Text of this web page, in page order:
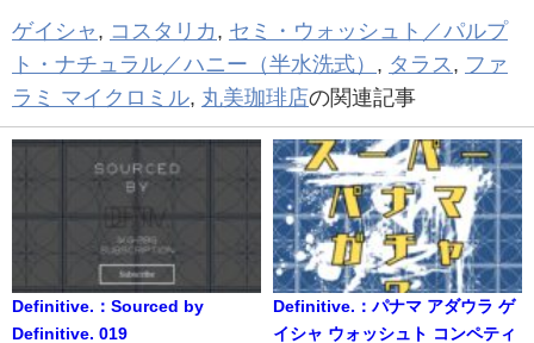
ゲイシャ コスタリカ
セミ・ウォッシュト／パルプ
ト・ナチュラル／ハニー（半水洗式）
タラス
ファ
ラミ マイクロミル
丸美珈琲店の関連記事
Definitive.：Sourced by
Definitive. 019
Definitive.：パナマ アダウラ ゲ
イシャ ウォッシュト コンペティ